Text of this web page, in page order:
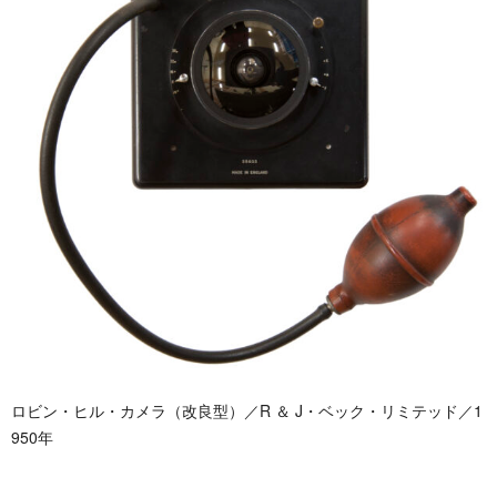
ロビン・ヒル・カメラ（改良型）／R ＆ J・ベック・リミテッド／1
950年